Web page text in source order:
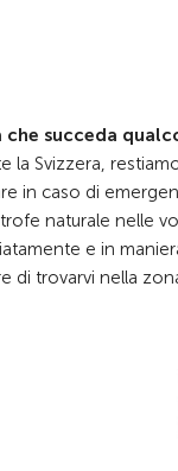
succeda
la Svizzera,
in caso di
naturale nelle
e in
di trovarvi nella